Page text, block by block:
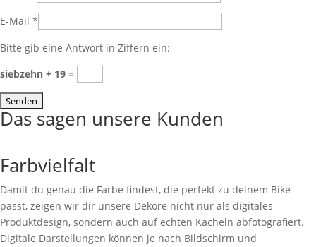
E-Mail *
Bitte gib eine Antwort in Ziffern ein:
siebzehn + 19 =
Das sagen unsere Kunden
Farbvielfalt
Damit du genau die Farbe findest, die perfekt zu deinem Bike
passt, zeigen wir dir unsere Dekore nicht nur als digitales
Produktdesign, sondern auch auf echten Kacheln abfotografiert.
Digitale Darstellungen können je nach Bildschirm und